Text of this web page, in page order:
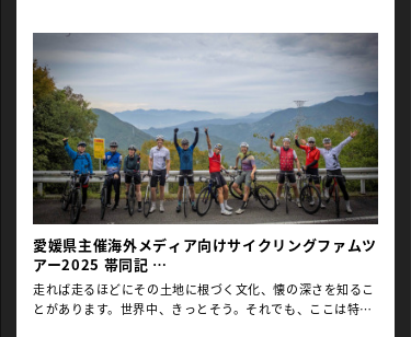
高よりも高い、世界レベルのサイクリングロードだ」とはオ
ーストラリアから来日し、愛媛県主催のファムツアー（プレ
スツアー）に参加したサイクリストからの感想。 「サイクリ
ングと言えばしまなみ海道」が思い浮かぶ愛媛県ですが、ゆ
めしま海道も加えた瀬戸内海周辺のルートのみならず、四国
各県境に広がる山岳ルートやそこに至るまでの道のりも、実
は海外サイクリストからの評判も高いスペシャルな環境でし
た。 2025年の秋、愛媛県主催のサイクリングファムツアー
を元に作成した本ガイドブックは、自転車大国であるオース
トラリアの各都市から参加したサイクリストたちのコメント
や臨場感ある走行写真も掲載されています。「しまなみ海
道」から始まり、1日1本のライド、計6本のルートは小さな
入江や島々を巡る海岸道から深い山間をくぐりぬける山道ま
で多彩さを見せ、参加したサイクリストたちからは感嘆の声
があがっていました。 国内外のサイクリストの皆さんにもぜ
愛媛県主催海外メディア向けサイクリングファムツ
アー2025 帯同記
#03
走れば走るほどにその土地に根づく文化、懐の深さを知るこ
とがあります。世界中、きっとそう。それでも、ここは特別